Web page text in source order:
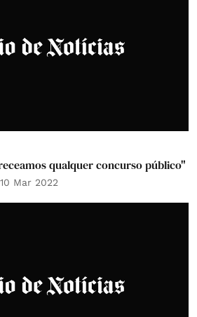
qualquer concurso público"
10 Mar 2022